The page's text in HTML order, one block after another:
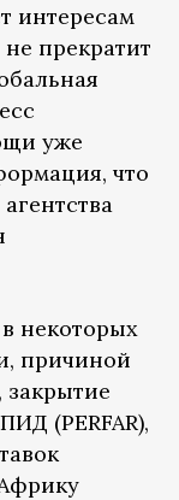
интересам
прекратит
уже
что
некоторых
причиной
(PERFAR),